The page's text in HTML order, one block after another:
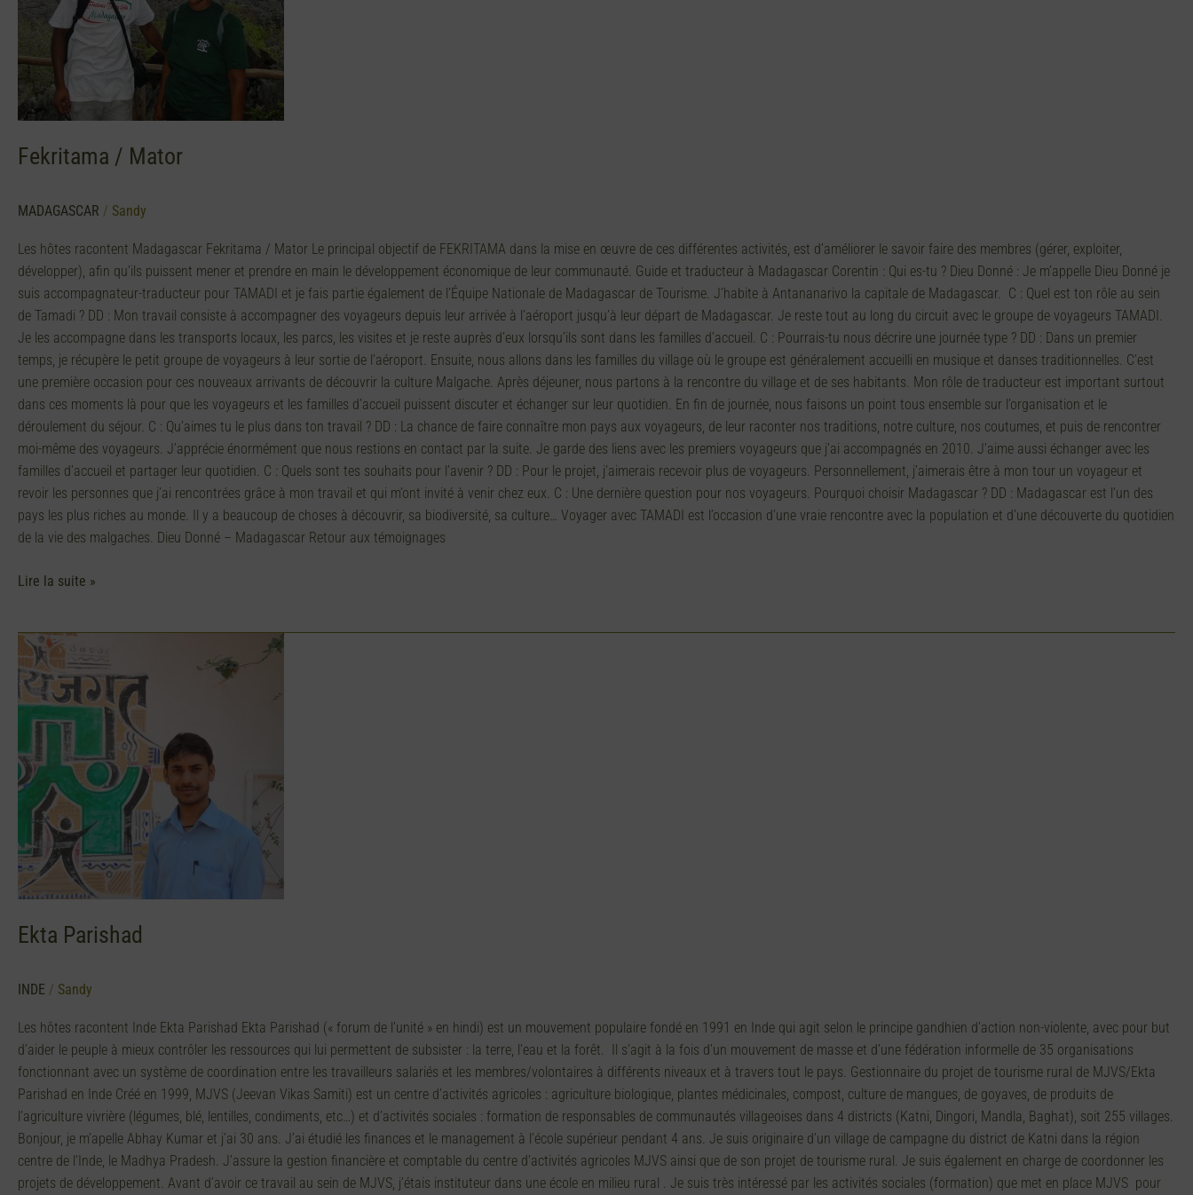
Fekritama / Mator
MADAGASCAR / Sandy
Les hôtes racontent Madagascar Fekritama / Mator Le principal objectif de FEKRITAMA dans la mise en œuvre de ces différentes activités, est d’améliorer le savoir faire des membres (gérer, exploiter,
développer), afin qu’ils puissent mener et prendre en main le développement économique de leur communauté. Guide et traducteur à Madagascar Corentin : Qui es-tu ? Dieu Donné : Je m’appelle Dieu Donné je
suis accompagnateur-traducteur pour TAMADI et je fais partie également de l’Équipe Nationale de Madagascar de Tourisme. J’habite à Antananarivo la capitale de Madagascar. C : Quel est ton rôle au sein
de Tamadi ? DD : Mon travail consiste à accompagner des voyageurs depuis leur arrivée à l’aéroport jusqu’à leur départ de Madagascar. Je reste tout au long du circuit avec le groupe de voyageurs TAMADI.
Je les accompagne dans les transports locaux, les parcs, les visites et je reste auprès d’eux lorsqu’ils sont dans les familles d’accueil. C : Pourrais-tu nous décrire une journée type ? DD : Dans un premier
temps, je récupère le petit groupe de voyageurs à leur sortie de l’aéroport. Ensuite, nous allons dans les familles du village où le groupe est généralement accueilli en musique et danses traditionnelles. C’est
une première occasion pour ces nouveaux arrivants de découvrir la culture Malgache. Après déjeuner, nous partons à la rencontre du village et de ses habitants. Mon rôle de traducteur est important surtout
dans ces moments là pour que les voyageurs et les familles d’accueil puissent discuter et échanger sur leur quotidien. En fin de journée, nous faisons un point tous ensemble sur l’organisation et le
déroulement du séjour. C : Qu’aimes tu le plus dans ton travail ? DD : La chance de faire connaître mon pays aux voyageurs, de leur raconter nos traditions, notre culture, nos coutumes, et puis de rencontrer
moi-même des voyageurs. J’apprécie énormément que nous restions en contact par la suite. Je garde des liens avec les premiers voyageurs que j’ai accompagnés en 2010. J’aime aussi échanger avec les
familles d’accueil et partager leur quotidien. C : Quels sont tes souhaits pour l’avenir ? DD : Pour le projet, j’aimerais recevoir plus de voyageurs. Personnellement, j’aimerais être à mon tour un voyageur et
revoir les personnes que j’ai rencontrées grâce à mon travail et qui m’ont invité à venir chez eux. C : Une dernière question pour nos voyageurs. Pourquoi choisir Madagascar ? DD : Madagascar est l’un des
pays les plus riches au monde. Il y a beaucoup de choses à découvrir, sa biodiversité, sa culture… Voyager avec TAMADI est l’occasion d’une vraie rencontre avec la population et d’une découverte du quotidien
de la vie des malgaches. Dieu Donné – Madagascar Retour aux témoignages
Lire la suite »
Ekta Parishad
INDE / Sandy
Les hôtes racontent Inde Ekta Parishad Ekta Parishad (« forum de l’unité » en hindi) est un mouvement populaire fondé en 1991 en Inde qui agit selon le principe gandhien d’action non-violente, avec pour but
d’aider le peuple à mieux contrôler les ressources qui lui permettent de subsister : la terre, l’eau et la forêt. Il s’agit à la fois d’un mouvement de masse et d’une fédération informelle de 35 organisations
fonctionnant avec un système de coordination entre les travailleurs salariés et les membres/volontaires à différents niveaux et à travers tout le pays. Gestionnaire du projet de tourisme rural de MJVS/Ekta
Parishad en Inde Créé en 1999, MJVS (Jeevan Vikas Samiti) est un centre d’activités agricoles : agriculture biologique, plantes médicinales, compost, culture de mangues, de goyaves, de produits de
l’agriculture vivrière (légumes, blé, lentilles, condiments, etc…) et d’activités sociales : formation de responsables de communautés villageoises dans 4 districts (Katni, Dingori, Mandla, Baghat), soit 255 villages.
Bonjour, je m’apelle Abhay Kumar et j’ai 30 ans. J’ai étudié les finances et le management à l’école supérieur pendant 4 ans. Je suis originaire d’un village de campagne du district de Katni dans la région
centre de l’Inde, le Madhya Pradesh. J’assure la gestion financière et comptable du centre d’activités agricoles MJVS ainsi que de son projet de tourisme rural. Je suis également en charge de coordonner les
projets de développement. Avant d’avoir ce travail au sein de MJVS, j’étais instituteur dans une école en milieu rural . Je suis très intéressé par les activités sociales (formation) que met en place MJVS pour
Ekta
Parishad